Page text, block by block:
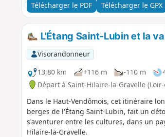
Télécharger le PDF Télécharger le GPX
L'Étang Saint-Lubin et la
Visorandonneur
13,80 km
+116 m -110 m
Départ à Saint-Hilaire-la-Gravelle
Dans le Haut-Vendômois, cet itinéraire
berges de l'Étang Saint-Lubin, fait un
s'aventurer entre les cultures, dans un
Hilaire-la-Gravelle.